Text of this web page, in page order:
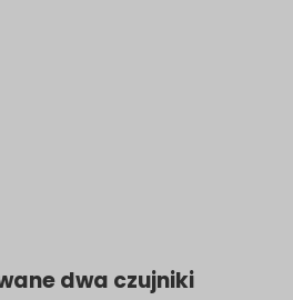
dwa czujniki